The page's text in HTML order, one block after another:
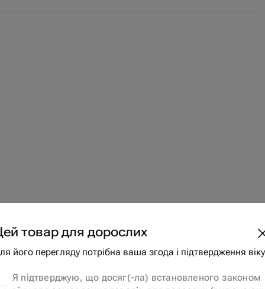
Внушительный вес, красиво оформлено и
товар для дорослих
його перегляду потрібна ваша згода і підтвердження віку
Я підтверджую, що досяг(-ла) встановленого законом